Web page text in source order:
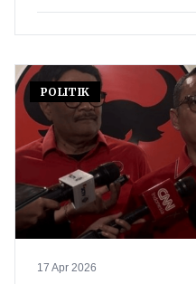
POLITIK
17 Apr 2026